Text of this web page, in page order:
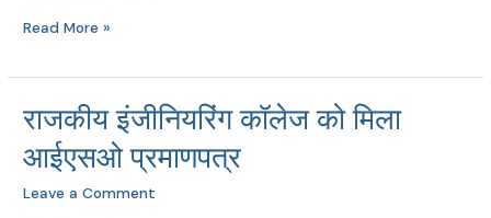
में
Read More »
राजकीय इंजीनियरिंग कॉलेज को मिला
आईएसओ प्रमाणपत्र
Leave a Comment
राजकीय
इंजीनियरिंग
कॉलेज
को